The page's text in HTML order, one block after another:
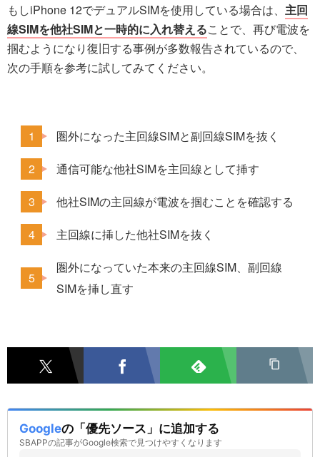
もしiPhone 12でデュアルSIMを使用している場合は、 主回
線SIMを他社SIMと一時的に入れ替えることで、再び電波を
掴むようになり復旧する事例が多数報告されているので、
次の手順を参考に試してみてください。
圏外になった主回線SIMと副回線SIMを抜く
通信可能な他社SIMを主回線として挿す
他社SIMの主回線が電波を掴むことを確認する
主回線に挿した他社SIMを抜く
圏外になっていた本来の主回線SIM、副回線
SIMを挿し直す
Googleの「優先ソース」に追加する
SBAPPの記事がGoogle検索で見つけやすくなります